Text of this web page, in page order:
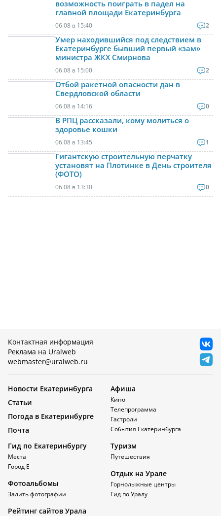
возможность поиграть в падел на
главной площади Екатеринбурга
06.08 в 15:40 2
Умер находившийся под следствием в
Екатеринбурге бывший первый «зам»
министра ЖКХ Смирнова
06.08 в 15:00 2
Отбой ракетной опасности дан в
Свердловской области
06.08 в 14:16 0
В РПЦ рассказали, кому молиться о
здоровье кошки
06.08 в 13:45 1
Гигантскую строительную перчатку
установят на Плотинке в День строителя
(ФОТО)
06.08 в 13:30 0
Контактная информация
Реклама на Uralweb
webmaster@uralweb.ru
Новости Екатеринбурга
Статьи
Погода в Екатеринбурге
Почта
Афиша
Кино
Телепрограмма
Гастроли
События Екатеринбурга
Гид по Екатеринбургу
Места
Город Е
Фотоальбомы
Залить фотографии
Туризм
Путешествия
Отдых на Урале
Горнолыжные центры
Гид по Уралу
Рейтинг сайтов Урала